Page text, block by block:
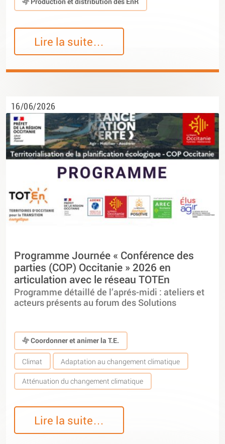
Lire la suite…
16/06/2026
Programme Journée « Conférence des
parties (COP) Occitanie » 2026 en
articulation avec le réseau TOTEn
Programme détaillé de l’aprés-midi : ateliers et
acteurs présents au forum des Solutions
Coordonner et animer la T.E.
Climat Adaptation au changement climatique
Atténuation du changement climatique
Lire la suite…